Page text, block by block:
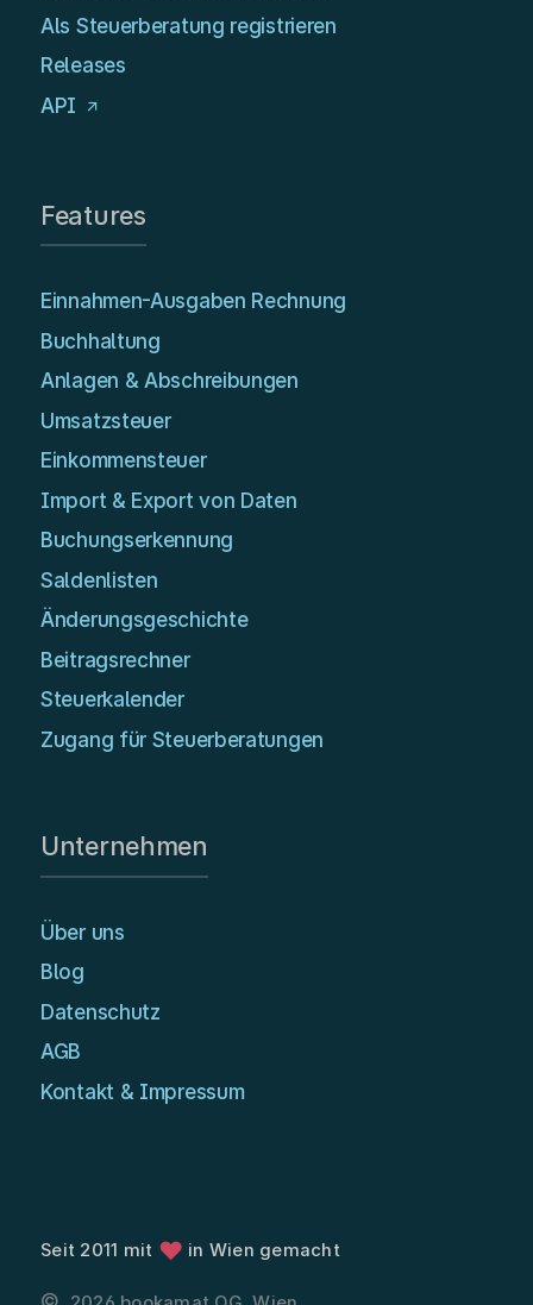
Als Steuerberatung registrieren
Releases
API
Features
Einnahmen-Ausgaben Rechnung
Buchhaltung
Anlagen & Abschreibungen
Umsatzsteuer
Einkommensteuer
Import & Export von Daten
Buchungserkennung
Saldenlisten
Änderungsgeschichte
Beitragsrechner
Steuerkalender
Zugang für Steuerberatungen
Unternehmen
Über uns
Blog
Datenschutz
AGB
Kontakt & Impressum
Seit 2011 mit ❤ in Wien gemacht